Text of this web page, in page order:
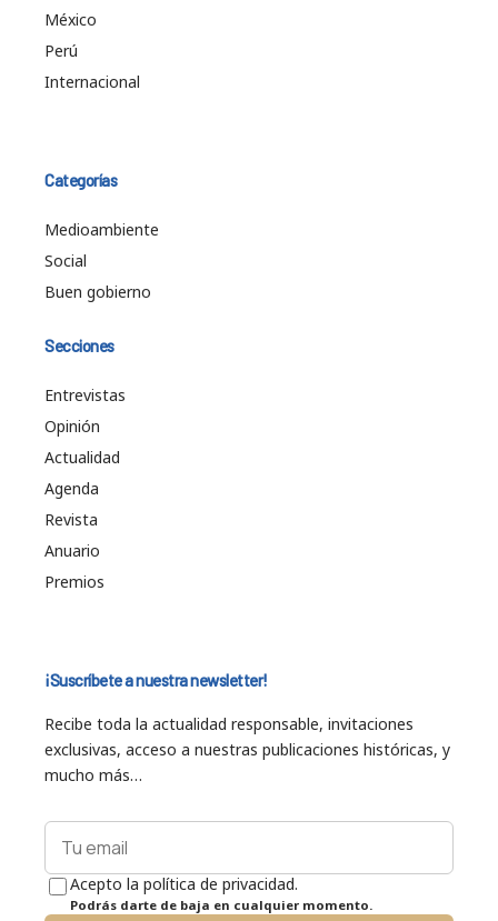
México
Perú
Internacional
Categorías
Medioambiente
Social
Buen gobierno
Secciones
Entrevistas
Opinión
Actualidad
Agenda
Revista
Anuario
Premios
¡Suscríbete a nuestra newsletter!
Recibe toda la actualidad responsable, invitaciones
exclusivas, acceso a nuestras publicaciones históricas, y
mucho más…
Acepto la política de privacidad.
Podrás darte de baja en cualquier momento.